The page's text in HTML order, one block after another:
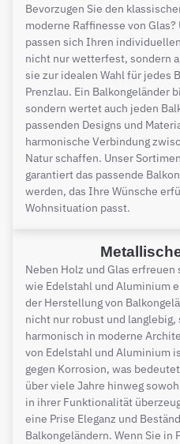
Bevorzugen Sie den
moderne Raffinesse von
passen sich Ihren
nicht nur wetterfest, sondern
sie zur idealen Wahl für jedes
Prenzlau. Ein Balkongeländer
sondern wertet auch jeden
passenden Designs und
harmonische Verbindung
Natur schaffen. Unser
garantiert das passende
werden, das Ihre Wünsche
Wohnsituation passt.
Neben Holz und Glas
wie Edelstahl und Aluminium
der Herstellung von
nicht nur robust und langlebig,
harmonisch in moderne
von Edelstahl und Aluminium
gegen Korrosion, was
über viele Jahre hinweg
in ihrer Funktionalität
eine Prise Eleganz und
Balkongeländern. Wenn Sie in